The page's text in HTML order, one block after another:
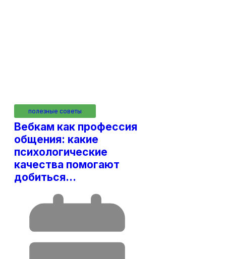
полезные советы
Вебкам как профессия
общения: какие
психологические
качества помогают
добиться…